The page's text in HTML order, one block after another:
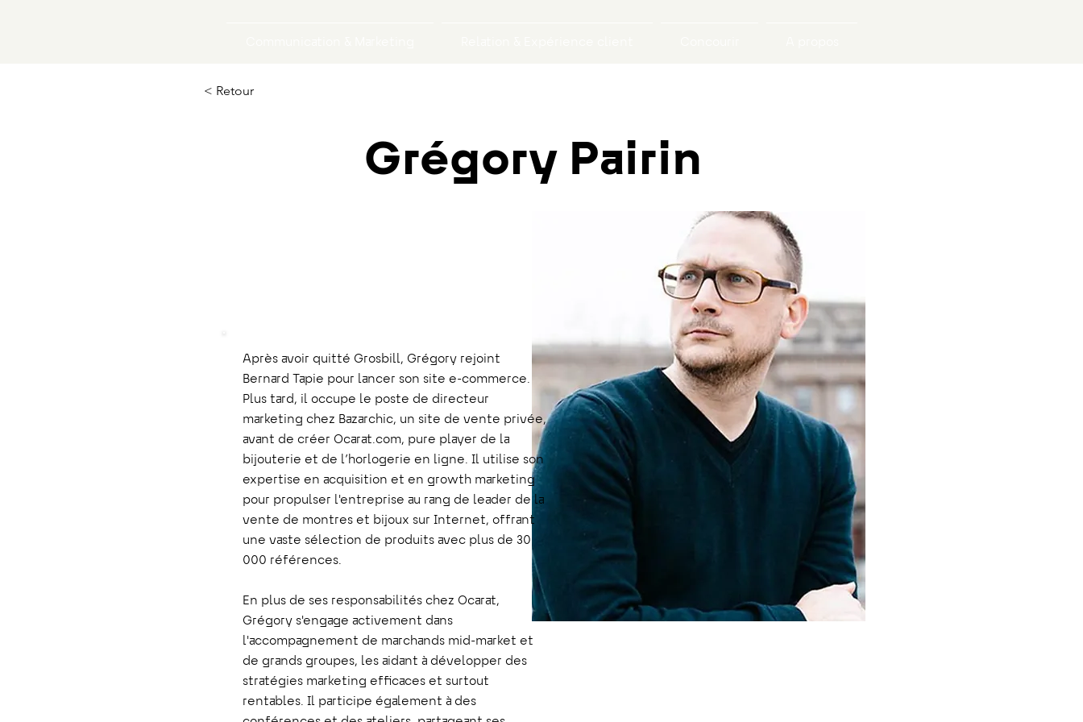
< Retour
Grégory Pairin
Après avoir quitté Grosbill, Grégory rejoint
Bernard Tapie pour lancer son site e-commerce.
Plus tard, il occupe le poste de directeur
marketing chez Bazarchic, un site de vente privée,
avant de créer Ocarat.com, pure player de la
bijouterie et de l’horlogerie en ligne. Il utilise son
expertise en acquisition et en growth marketing
pour propulser l'entreprise au rang de leader de la
vente de montres et bijoux sur Internet, offrant
une vaste sélection de produits avec plus de 30
000 références.
En plus de ses responsabilités chez Ocarat,
Grégory s'engage activement dans
l'accompagnement de marchands mid-market et
de grands groupes, les aidant à développer des
stratégies marketing efficaces et surtout
rentables. Il participe également à des